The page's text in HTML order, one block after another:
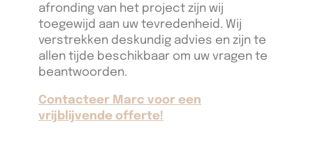
afronding van het project zijn wij
toegewijd aan uw tevredenheid. Wij
verstrekken deskundig advies en zijn te
allen tijde beschikbaar om uw vragen te
beantwoorden.
Contacteer Marc voor een
vrijblijvende offerte!